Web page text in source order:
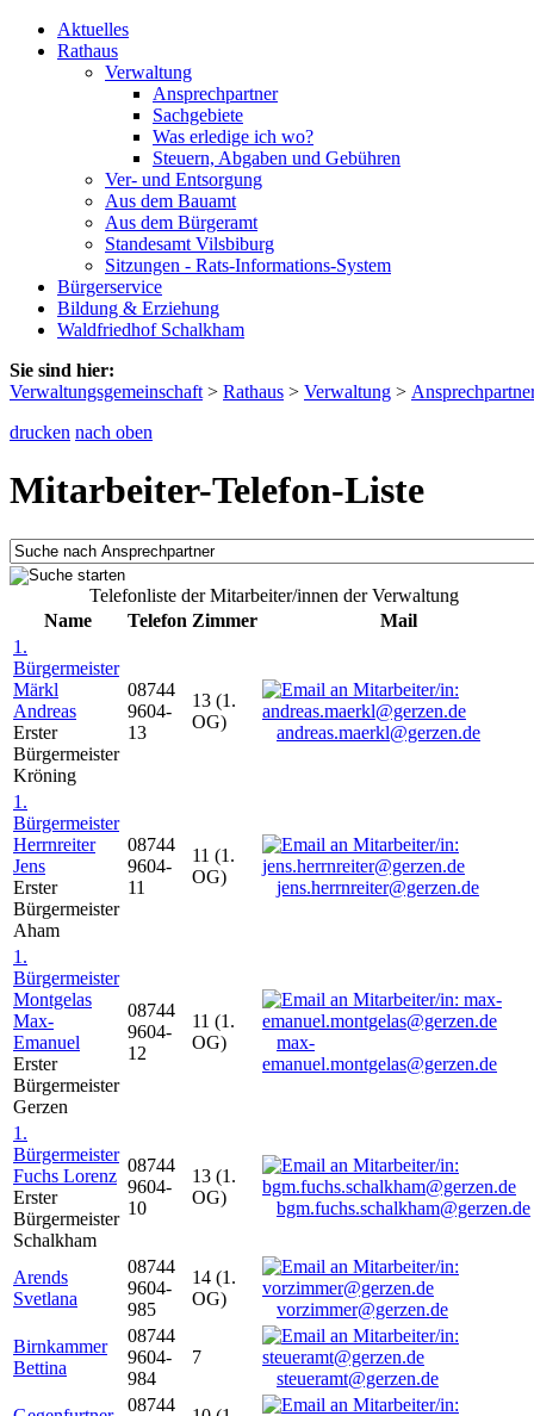
Aktuelles
Rathaus
Verwaltung
Ansprechpartner
Sachgebiete
Was erledige ich wo?
Steuern, Abgaben und Gebühren
Ver- und Entsorgung
Aus dem Bauamt
Aus dem Bürgeramt
Standesamt Vilsbiburg
Sitzungen - Rats-Informations-System
Bürgerservice
Bildung & Erziehung
Waldfriedhof Schalkham
Sie sind hier:
Verwaltungsgemeinschaft > Rathaus > Verwaltung >
drucken nach oben
Mitarbeiter-Telefon-Liste
Telefonliste der Mitarbeiter/innen der Verwaltung
Name
Telefon Zimmer
Mail
1.
Bürgermeister
Märkl
Andreas
Erster
Bürgermeister
Kröning
08744
9604-
13
13 (1.
OG)
andreas.maerkl@gerzen.de
1.
Bürgermeister
Herrnreiter
Jens
Erster
Bürgermeister
Aham
08744
9604-
11
11 (1.
OG)
jens.herrnreiter@gerzen.de
1.
Bürgermeister
Montgelas
Max-
Emanuel
Erster
Bürgermeister
Gerzen
08744
9604-
12
11 (1.
OG)
max-
emanuel.montgelas@gerzen.de
1.
Bürgermeister
Fuchs Lorenz
Erster
Bürgermeister
Schalkham
08744
9604-
10
13 (1.
OG)
bgm.fuchs.schalkham@gerzen.de
Arends
Svetlana
08744
9604-
985
14 (1.
OG)
vorzimmer@gerzen.de
Birnkammer
Bettina
08744
9604-
984
7
steueramt@gerzen.de
08744